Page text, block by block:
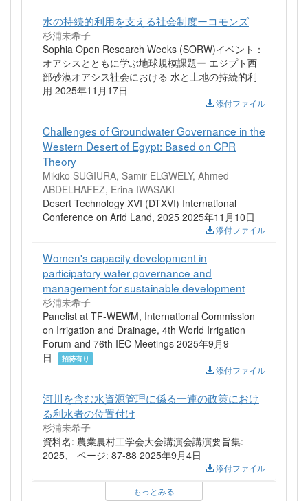
水の持続的利用を支える社会制度ーコモンズ
杉浦未希子
Sophia Open Research Weeks (SORW)イベント：
オアシスとともに学ぶ地球規模課題ー エジプト西
部砂漠オアシス社会における 水と土地の持続的利
用 2025年11月17日
添付ファイル
Challenges of Groundwater Governance in the
Western Desert of Egypt: Based on CPR
Theory
Mikiko SUGIURA, Samir ELGWELY, Ahmed
ABDELHAFEZ, Erina IWASAKI
Desert Technology XVI (DTXVI) International
Conference on Arid Land, 2025 2025年11月10日
添付ファイル
Women's capacity development in
participatory water governance and
management for sustainable development
杉浦未希子
Panelist at TF-WEWM, International Commission
on Irrigation and Drainage, 4th World Irrigation
Forum and 76th IEC Meetings 2025年9月9
日
招待有り
添付ファイル
河川を含む水資源管理に係る一連の政策におけ
る利水者の位置付け
杉浦未希子
資料名: 農業農村工学会大会講演会講演要旨集:
2025、 ページ: 87-88 2025年9月4日
添付ファイル
もっとみる